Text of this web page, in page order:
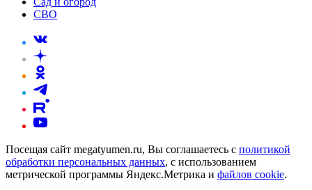
СВО
Посещая сайт megatyumen.ru, Вы соглашаетесь с политикой
обработки персональных данных, с использованием
метрической программы Яндекс.Метрика и файлов cookie.